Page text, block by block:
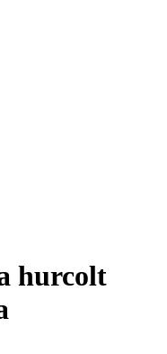
hurcolt